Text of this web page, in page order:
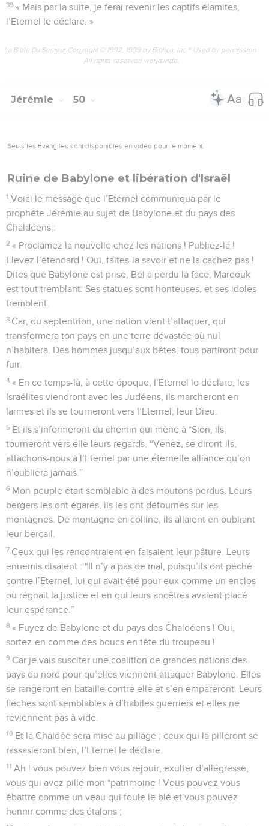
39 « Mais par la suite, je ferai revenir les captifs élamites,
l’Eternel le déclare. »
La Bible Du Semeur Copyright © 1992, 1999 by Biblica, Inc.® Used by permission.
All rights reserved worldwide.
Jérémie 50
Seuls les Évangiles sont disponibles en vidéo pour le moment.
Ruine de Babylone et libération d'Israël
1 Voici le message que l’Eternel communiqua par le
prophète Jérémie au sujet de Babylone et du pays des
Chaldéens :
2 « Proclamez la nouvelle chez les nations ! Publiez-la !
Elevez l’étendard ! Oui, faites-la savoir et ne la cachez pas !
Dites que Babylone est prise, Bel a perdu la face, Mardouk
est tout tremblant. Ses statues sont honteuses, et ses idoles
tremblent.
3 Car, du septentrion, une nation vient t’attaquer, qui
transformera ton pays en une terre dévastée où nul
n’habitera. Des hommes jusqu’aux bêtes, tous partiront pour
fuir.
4 « En ce temps-là, à cette époque, l’Eternel le déclare, les
Israélites viendront avec les Judéens, ils marcheront en
larmes et ils se tourneront vers l’Eternel, leur Dieu.
5 Et ils s’informeront du chemin qui mène à *Sion, ils
tourneront vers elle leurs regards. “Venez, se diront-ils,
attachons-nous à l’Eternel par une éternelle alliance qu’on
n’oubliera jamais.”
6 Mon peuple était semblable à des moutons perdus. Leurs
bergers les ont égarés, ils les ont détournés sur les
montagnes. De montagne en colline, ils allaient en oubliant
leur bercail.
7 Ceux qui les rencontraient en faisaient leur pâture. Leurs
ennemis disaient : “Il n’y a pas de mal, puisqu’ils ont péché
contre l’Eternel, lui qui avait été pour eux comme un enclos
où régnait la justice et en qui leurs ancêtres avaient placé
leur espérance.”
8 « Fuyez de Babylone et du pays des Chaldéens ! Oui,
sortez-en comme des boucs en tête du troupeau !
9 Car je vais susciter une coalition de grandes nations des
pays du nord pour qu’elles viennent attaquer Babylone. Elles
se rangeront en bataille contre elle et s’en empareront. Leurs
flèches sont semblables à d’habiles guerriers et elles ne
reviennent pas à vide.
10 Et la Chaldée sera mise au pillage ; ceux qui la pilleront se
rassasieront bien, l’Eternel le déclare.
11 Ah ! vous pouvez bien vous réjouir, exulter d’allégresse,
vous qui avez pillé mon *patrimoine ! Vous pouvez vous
ébattre comme un veau qui foule le blé et vous pouvez
hennir comme des étalons ;